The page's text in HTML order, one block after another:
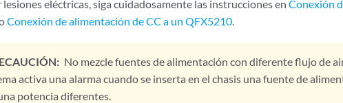
lesiones eléctricas, siga cuidadosamente las instrucciones en Conexión
Conexión de alimentación de CC a un QFX5210
No mezcle fuentes de alimentación con diferente flujo de
activa una alarma cuando se inserta en el chasis una fuente de
potencia diferentes.